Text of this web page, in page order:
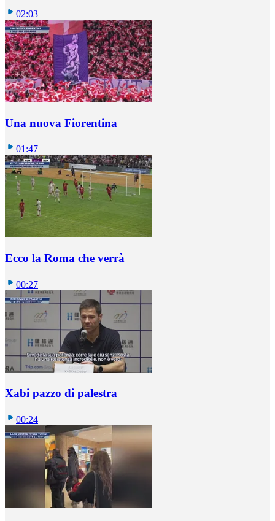
02:03
Una nuova Fiorentina
01:47
Ecco la Roma che verrà
00:27
Xabi pazzo di palestra
00:24